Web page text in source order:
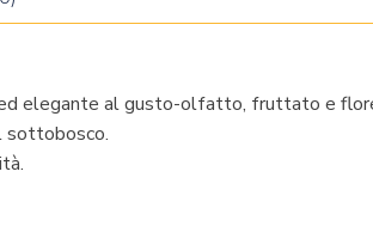
elegante al gusto-olfatto, fruttato e
sottobosco.